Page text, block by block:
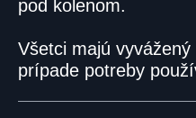
pod kolenom.
Všetci majú
prípade potreby